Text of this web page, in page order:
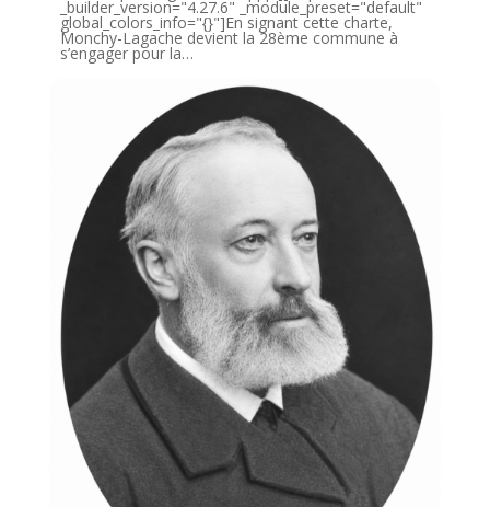
_builder_version="4.27.6" _module_preset="default"
global_colors_info="{}"]En signant cette charte,
Monchy-Lagache devient la 28ème commune à
s’engager pour la…